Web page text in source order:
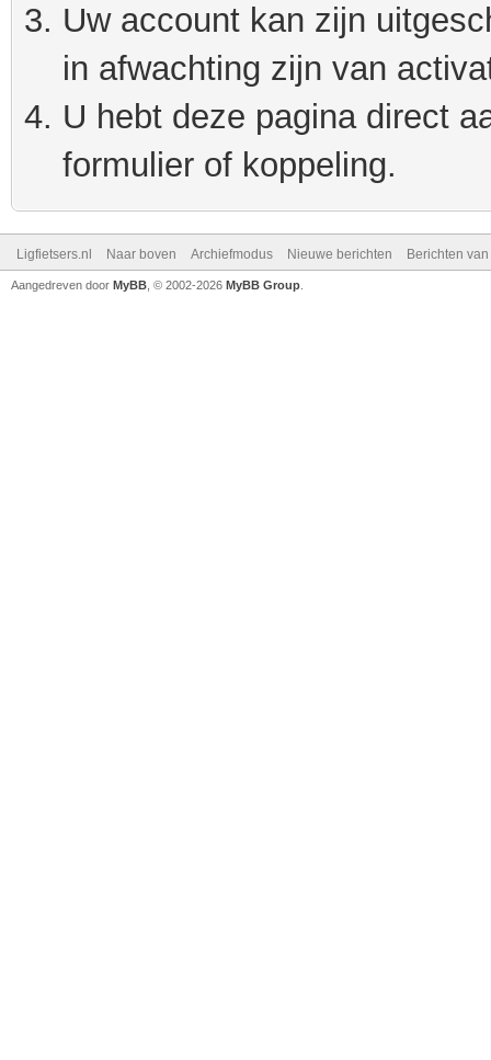
Uw account kan zijn
in afwachting zijn van
U hebt deze pagina direct
formulier of koppeling.
Ligfietsers.nl Naar boven Archiefmodus Nieuwe berichten Berichten
Aangedreven door MyBB , © 2002-2026 MyBB Group